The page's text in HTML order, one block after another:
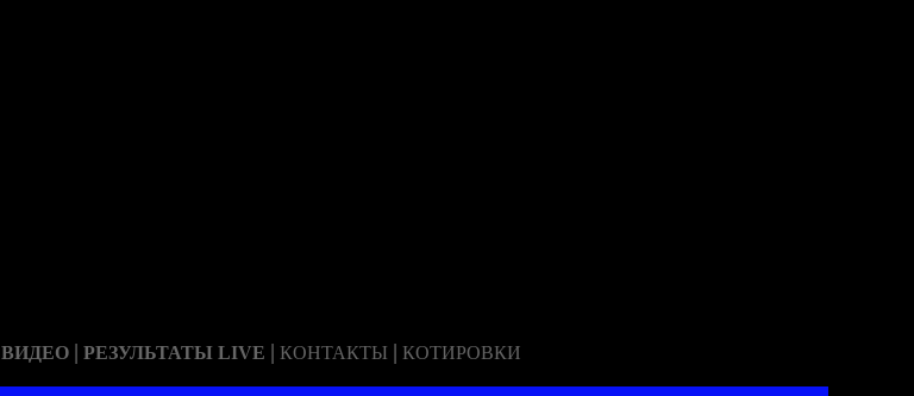
ВИДЕО | РЕЗУЛЬТАТЫ LIVE | КОНТАКТЫ | КОТИРОВКИ